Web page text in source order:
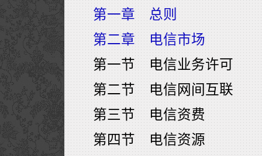
第一章 总则
第二章 电信市场
第一节 电信业务许可
第二节 电信网间互联
第三节 电信资费
第四节 电信资源